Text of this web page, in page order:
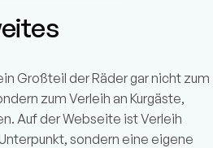
Großteil der Räder gar nicht zum
zum Verleih an Kurgäste,
Auf der Webseite ist Verleih
sondern eine eigene